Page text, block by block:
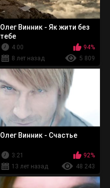
Олег Винник - Як жити без
тебе
4:00
94%
8 лет назад
5 809
Олег Винник - Счастье
3:21
92%
13 лет назад
48 243